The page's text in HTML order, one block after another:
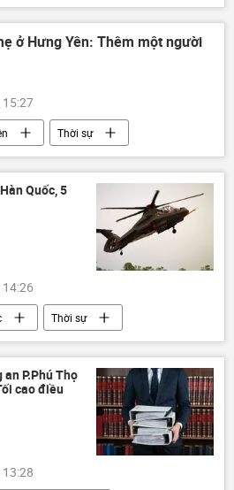
xâm lược
tội ác chiến tranh
ở Hưng Yên: Thêm một người
Thời sự
cái chết
Quốc, 5
Thời sự
P.Phú Thọ
cao điều